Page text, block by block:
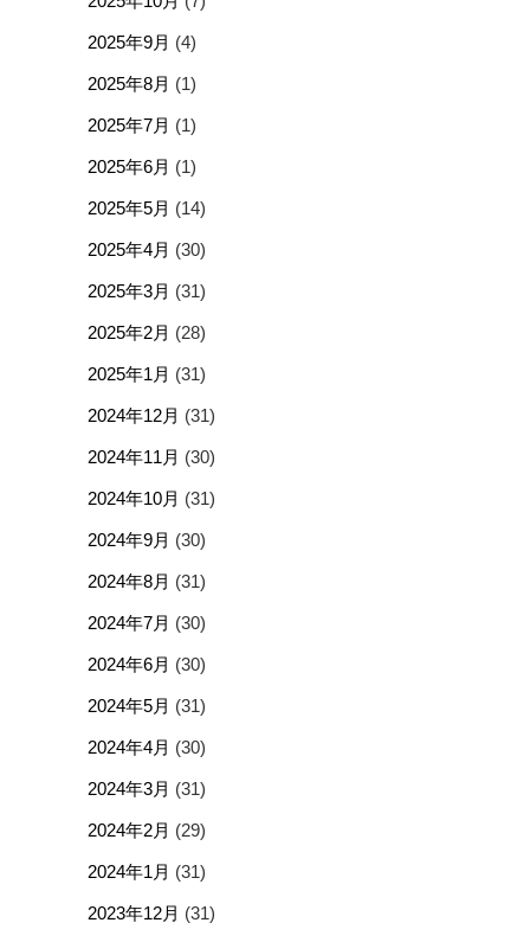
2025年9月 (4)
2025年8月 (1)
2025年7月 (1)
2025年6月 (1)
2025年5月 (14)
2025年4月 (30)
2025年3月 (31)
2025年2月 (28)
2025年1月 (31)
2024年12月 (31)
2024年11月 (30)
2024年10月 (31)
2024年9月 (30)
2024年8月 (31)
2024年7月 (30)
2024年6月 (30)
2024年5月 (31)
2024年4月 (30)
2024年3月 (31)
2024年2月 (29)
2024年1月 (31)
2023年12月 (31)